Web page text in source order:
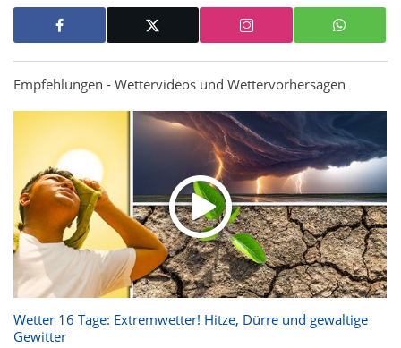
Empfehlungen - Wettervideos und Wettervorhersagen
Wetter 16 Tage: Extremwetter! Hitze, Dürre und gewaltige
Gewitter